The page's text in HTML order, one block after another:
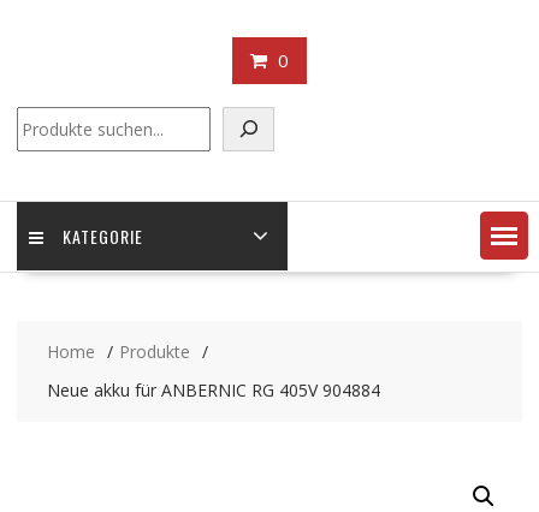
0
KATEGORIE
Home
Produkte
Neue akku für ANBERNIC RG 405V 904884